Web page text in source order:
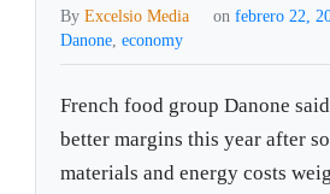
ByExcelsio Media on febrero 22,
Danone,economy
French food group Danone
better margins this year after
materials and energy costs